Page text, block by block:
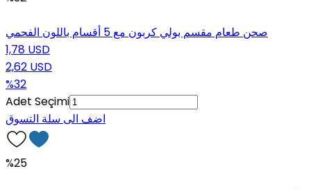
صحن طعام مقسم بولي كربون مع 5 أقسام باللون الفحمي
1,78 USD
2,62 USD
%32
Adet Seçimi
اضف الى سلة التسوق
%25